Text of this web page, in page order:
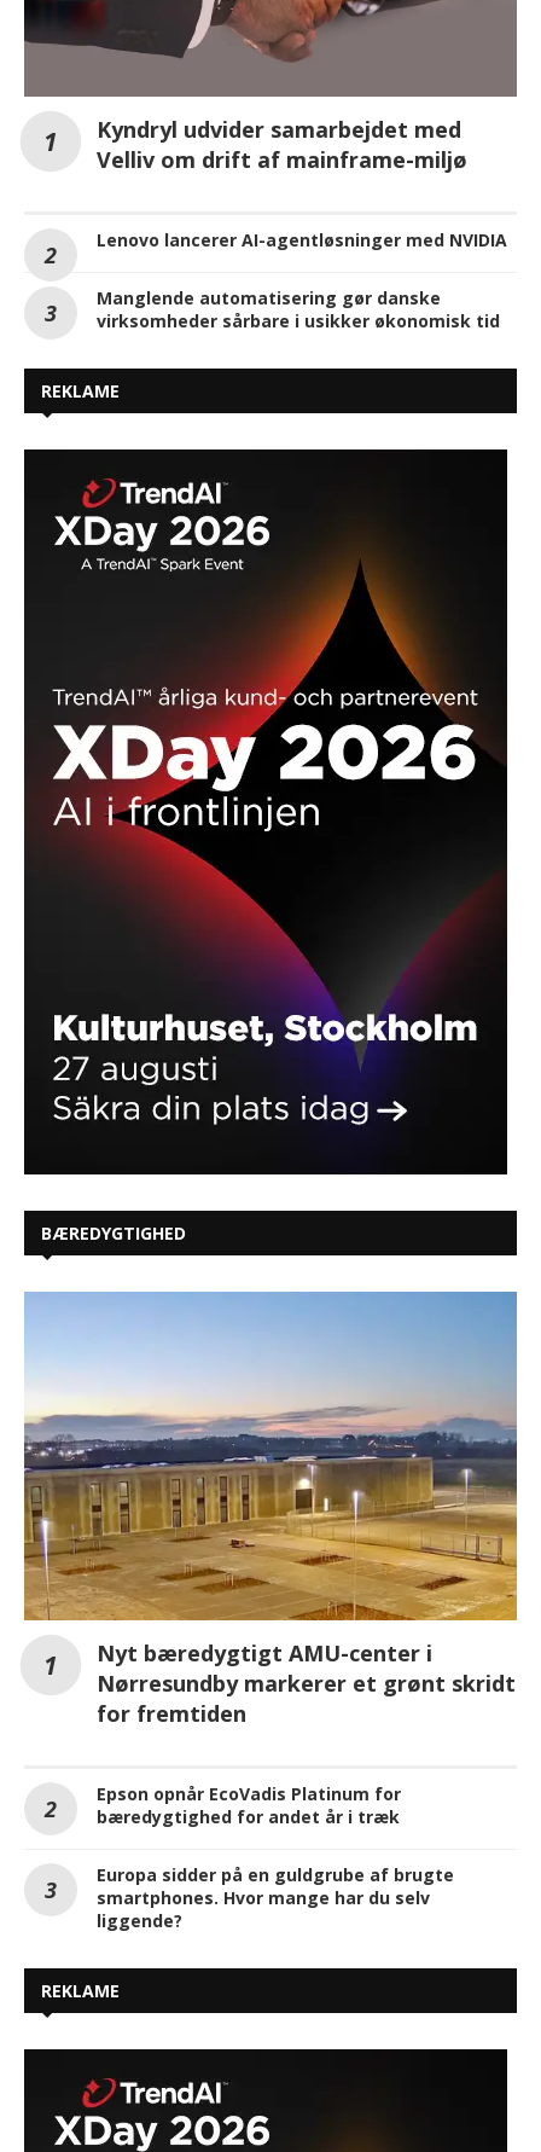
Kyndryl udvider samarbejdet med
Velliv om drift af mainframe-miljø
Lenovo lancerer AI-agentløsninger med NVIDIA
Manglende automatisering gør danske
virksomheder sårbare i usikker økonomisk tid
REKLAME
BÆREDYGTIGHED
Nyt bæredygtigt AMU-center i
Nørresundby markerer et grønt skridt
for fremtiden
Epson opnår EcoVadis Platinum for
bæredygtighed for andet år i træk
Europa sidder på en guldgrube af brugte
smartphones. Hvor mange har du selv
liggende?
REKLAME